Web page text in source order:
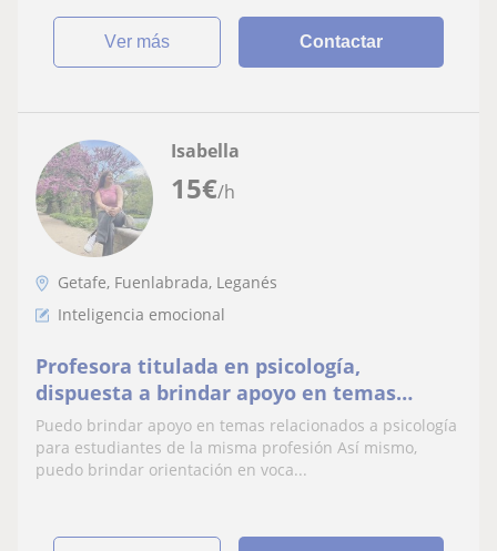
ver más Contactar
15€/h
Isabella
Getafe, Fuenlabrada, Leganés
Inteligencia emocional
Profesora titulada en psicología,
dispuesta a brindar apoyo en temas
afines.
Puedo brindar apoyo en temas relacionados a psicología
para estudiantes de la misma profesión Así mismo,
puedo brindar orientación en voca...